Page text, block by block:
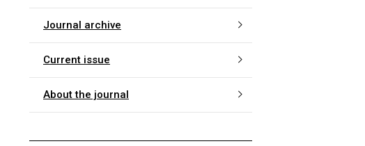
Journal archive
Current issue
About the journal